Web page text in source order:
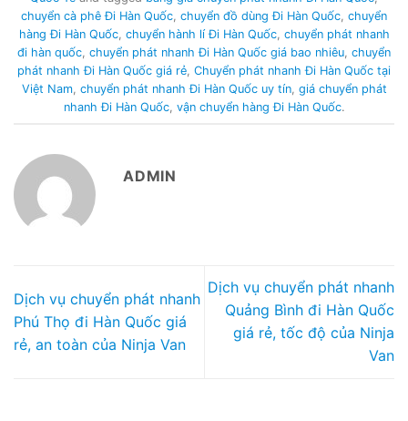
chuyển cà phê Đi Hàn Quốc chuyển đồ dùng Đi Hàn Quốc chuyển
hàng Đi Hàn Quốc, chuyển hành lí Đi Hàn Quốc, chuyển phát nhanh
đi hàn quốc chuyển phát nhanh Đi Hàn Quốc giá bao nhiêu chuyển
phát nhanh Đi Hàn Quốc giá rẻ Chuyển phát nhanh Đi Hàn Quốc tại
Việt Nam, chuyển phát nhanh Đi Hàn Quốc uy tín, giá chuyển phát
nhanh Đi Hàn Quốc, vận chuyển hàng Đi Hàn Quốc.
ADMIN
Dịch vụ chuyển phát nhanh
Phú Thọ đi Hàn Quốc giá
rẻ, an toàn của Ninja Van
Dịch vụ chuyển phát nhanh
Quảng Bình đi Hàn Quốc
giá rẻ, tốc độ của Ninja
Van